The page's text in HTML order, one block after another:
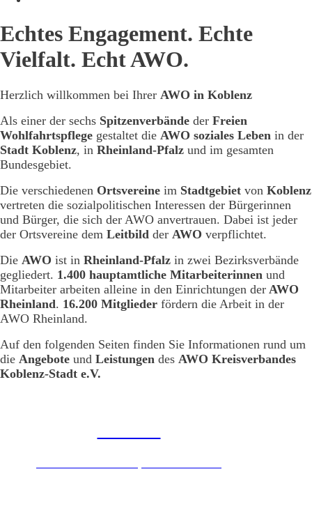
Echtes Engagement. Echte
Vielfalt. Echt AWO.
Herzlich willkommen bei Ihrer AWO in Koblenz
Als einer der sechs Spitzenverbände der Freien
Wohlfahrtspflege gestaltet die AWO soziales Leben in der
Stadt Koblenz, in Rheinland-Pfalz und im gesamten
Bundesgebiet.
Die verschiedenen Ortsvereine im Stadtgebiet von Koblenz
vertreten die sozialpolitischen Interessen der Bürgerinnen
und Bürger, die sich der AWO anvertrauen. Dabei ist jeder
der Ortsvereine dem Leitbild der AWO verpflichtet.
Die AWO ist in Rheinland-Pfalz in zwei Bezirksverbände
gegliedert. 1.400 hauptamtliche Mitarbeiterinnen und
Mitarbeiter arbeiten alleine in den Einrichtungen der AWO
Rheinland. 16.200 Mitglieder fördern die Arbeit in der
AWO Rheinland.
Auf den folgenden Seiten finden Sie Informationen rund um
die Angebote und Leistungen des AWO Kreisverbandes
Koblenz-Stadt e.V.